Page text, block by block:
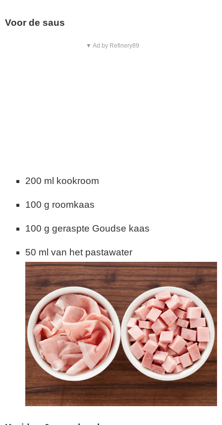
Voor de saus
▼ Ad by Refinery89
200 ml kookroom
100 g roomkaas
100 g geraspte Goudse kaas
50 ml van het pastawater